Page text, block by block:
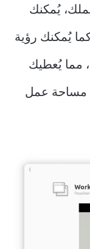
يُمكنك
يُمكنك رؤية
مما يُعطيك
مساحة عمل